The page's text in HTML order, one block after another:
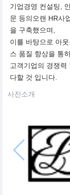
기업경영 컨설팅,
문 등의오랜 HR사
을 구축했으며,
이를 바탕으로 아
스 품질 향상을 통
고객기업의 경쟁
다할 것 입니다.
사진소개